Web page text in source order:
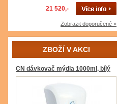
21 520,-
Zobrazit doporučené »
ZBOŽÍ V AKCI
CN dávkovač mýdla 1000ml, bílý